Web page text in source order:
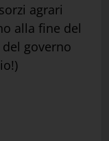
agrari
alla fine del
governo